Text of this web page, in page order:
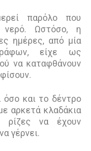
παρόλο που
νερό. Ωστόσο, η
ημέρες, από μία
είχε ως
να καταφθάνουν
και το δέντρο
αρκετά κλαδάκια
ρίζες να έχουν
γέρνει.